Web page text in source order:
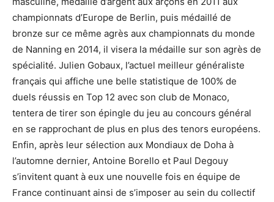
championnats d’Europe de Berlin, puis médaillé de
bronze sur ce même agrès aux championnats du monde
de Nanning en 2014, il visera la médaille sur son agrès de
spécialité. Julien Gobaux, l’actuel meilleur généraliste
français qui affiche une belle statistique de 100% de
duels réussis en Top 12 avec son club de Monaco,
tentera de tirer son épingle du jeu au concours général
en se rapprochant de plus en plus des tenors européens.
Enfin, après leur sélection aux Mondiaux de Doha à
l’automne dernier, Antoine Borello et Paul Degouy
s’invitent quant à eux une nouvelle fois en équipe de
France continuant ainsi de s’imposer au sein du collectif